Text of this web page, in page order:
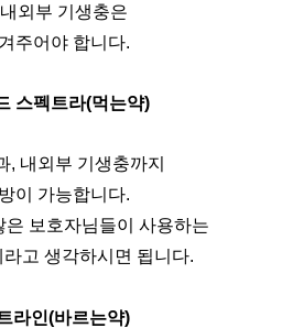
외부 기생충은
주어야 합니다.
스펙트라(먹는약)
, 내외부 기생충까지
이 가능합니다.
은 보호자님들이 사용하는
고 생각하시면 됩니다.
라인(바르는약)